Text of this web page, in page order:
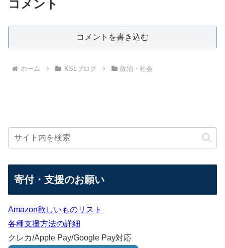
コメント
コメントを書き込む
ホーム KSLブログ 政治・社会
寄付・支援のお願い
Amazon欲しいものリスト
各種支援方法の詳細
クレカ/Apple Pay/Google Pay対応